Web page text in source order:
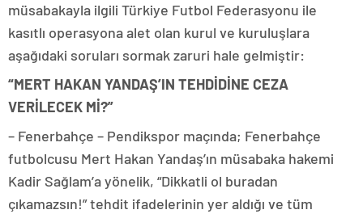
müsabakayla ilgili Türkiye Futbol Federasyonu ile
kasıtlı operasyona alet olan kurul ve kuruluşlara
aşağıdaki soruları sormak zaruri hale gelmiştir:
“MERT HAKAN YANDAŞ’IN TEHDİDİNE CEZA
VERİLECEK Mİ?”
– Fenerbahçe – Pendikspor maçında; Fenerbahçe
futbolcusu Mert Hakan Yandaş’ın müsabaka hakemi
Kadir Sağlam’a yönelik, “Dikkatli ol buradan
çıkamazsın!” tehdit ifadelerinin yer aldığı ve tüm